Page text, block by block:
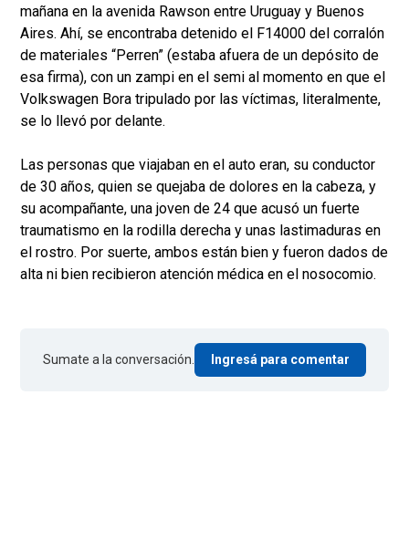
mañana en la avenida Rawson entre Uruguay y Buenos
Aires. Ahí, se encontraba detenido el F14000 del corralón
de materiales “Perren” (estaba afuera de un depósito de
esa firma), con un zampi en el semi al momento en que el
Volkswagen Bora tripulado por las víctimas, literalmente,
se lo llevó por delante.
Las personas que viajaban en el auto eran, su conductor
de 30 años, quien se quejaba de dolores en la cabeza, y
su acompañante, una joven de 24 que acusó un fuerte
traumatismo en la rodilla derecha y unas lastimaduras en
el rostro. Por suerte, ambos están bien y fueron dados de
alta ni bien recibieron atención médica en el nosocomio.
Sumate a la conversación. Ingresá para comentar